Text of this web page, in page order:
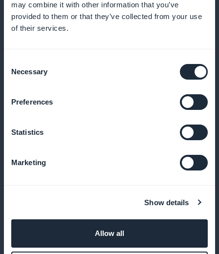
may combine it with other information that you’ve
provided to them or that they’ve collected from your use
of their services.
Selection
Necessary
Preferences
Statistics
Marketing
Show details
Allow all
Dra full nytte av kreasjonene dine
Med GoodBarber trekkes det ikke noe fra
maksimere fortjenesten og reinvestere i lidenskapen
din
gjenspeiler magasinets visuelle identitet og gir en
Forenklet tilgang til premiuminnhold
Takket være en optimalisert arbeidsflyt for